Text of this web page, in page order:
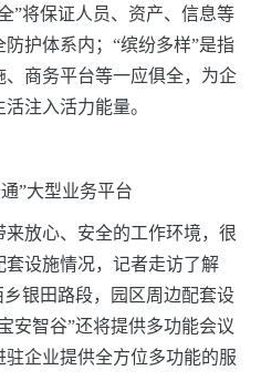
”将保证人员、资产、信息等
护体系内；“缤纷多样”是指
、商务平台等一应俱全，为企
注入活力能量。
”大型业务平台
来放心、安全的工作环境，很
套设施情况，记者走访了解
银田路段，园区周边配套设
安智谷”还将提供多功能会议
企业提供全方位多功能的服